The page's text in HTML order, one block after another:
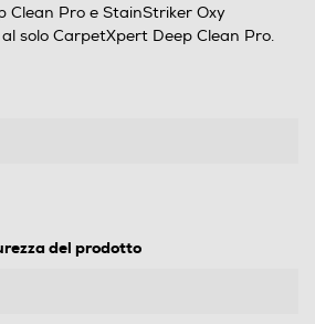
Clean Pro e StainStriker Oxy
solo CarpetXpert Deep Clean Pro.
del prodotto